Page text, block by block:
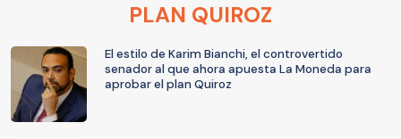
PLAN QUIROZ
El estilo de Karim Bianchi, el controvertido
senador al que ahora apuesta La Moneda para
aprobar el plan Quiroz